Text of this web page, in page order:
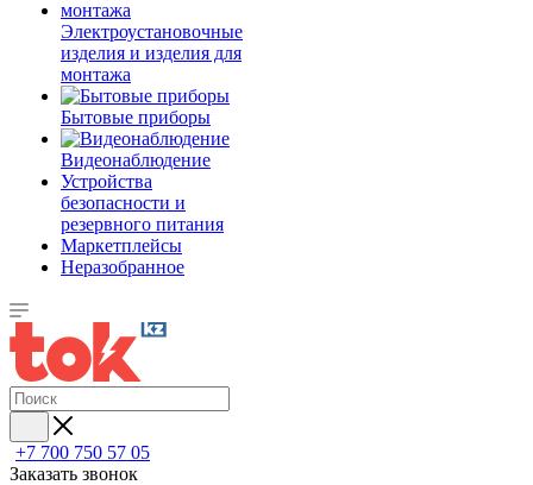
Электроустановочные
изделия и изделия для
монтажа
Бытовые приборы
Видеонаблюдение
Устройства
безопасности и
резервного питания
Маркетплейсы
Неразобранное
+7 700 750 57 05
Заказать звонок